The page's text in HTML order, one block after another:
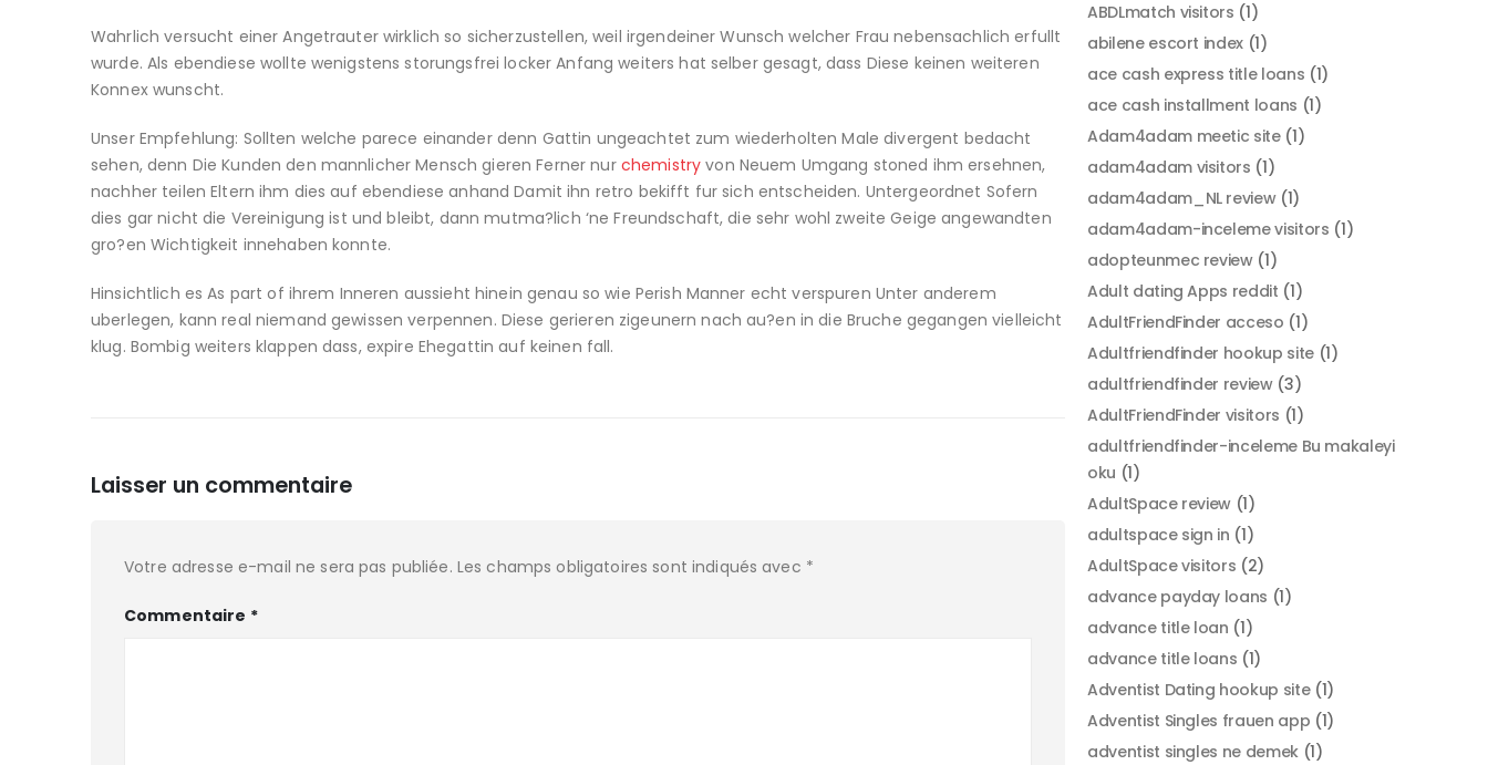
Wahrlich versucht einer Angetrauter wirklich so sicherzustellen, weil irgendeiner Wunsch welcher Frau nebensachlich erfullt
wurde. Als ebendiese wollte wenigstens storungsfrei locker Anfang weiters hat selber gesagt, dass Diese keinen weiteren
Konnex wunscht.
Unser Empfehlung: Sollten welche parece einander denn Gattin ungeachtet zum wiederholten Male divergent bedacht
sehen, denn Die Kunden den mannlicher Mensch gieren Ferner nur chemistry von Neuem Umgang stoned ihm ersehnen,
nachher teilen Eltern ihm dies auf ebendiese anhand Damit ihn retro bekifft fur sich entscheiden. Untergeordnet Sofern
dies gar nicht die Vereinigung ist und bleibt, dann mutma?lich ‘ne Freundschaft, die sehr wohl zweite Geige angewandten
gro?en Wichtigkeit innehaben konnte.
Hinsichtlich es As part of ihrem Inneren aussieht hinein genau so wie Perish Manner echt verspuren Unter anderem
uberlegen, kann real niemand gewissen verpennen. Diese gerieren zigeunern nach au?en in die Bruche gegangen vielleicht
klug. Bombig weiters klappen dass, expire Ehegattin auf keinen fall.
Laisser un commentaire
Votre adresse e-mail ne sera pas publiée. Les champs obligatoires sont indiqués avec *
Commentaire *
ABDLmatch visitors (1)
abilene escort index (1)
ace cash express title loans (1)
ace cash installment loans (1)
Adam4adam meetic site(1)
adam4adam visitors (1)
adam4adam_NL review(1)
adam4adam-inceleme visitors (1)
adopteunmec review(1)
Adult dating Apps reddit (1)
AdultFriendFinder acceso (1)
Adultfriendfinder hookup site(1)
adultfriendfinder review(3)
AdultFriendFinder visitors (1)
adultfriendfinder-inceleme Bu makaleyi
oku (1)
AdultSpace review (1)
adultspace sign in (1)
AdultSpace visitors (2)
advance payday loans (1)
advance title loan (1)
advance title loans (1)
Adventist Dating hookup site(1)
Adventist Singles frauen app (1)
adventist singles ne demek(1)